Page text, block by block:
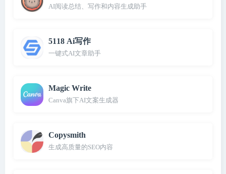
AI阅读总结、写作和内容生成助手
5118 Ai写作
一键式AI文章助手
Magic Write
Canva旗下AI文案生成器
Copysmith
生成高质量的SEO内容